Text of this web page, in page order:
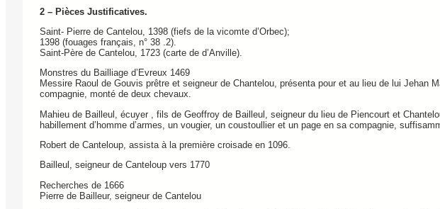
2 – Pièces Justificatives.
Saint- Pierre de Cantelou, 1398 (fiefs de la vicomte d’Orbec);
1398 (fouages français, n° 38 .2).
Saint-Père de Cantelou, 1723 (carte de d’Anville).
Monstres du Bailliage d’Evreux 1469
Messire Raoul de Gouvis prêtre et seigneur de Chantelou, présenta pour et au lieu de lui Jehan
compagnie, monté de deux chevaux.
Mahieu de Bailleul, écuyer , fils de Geoffroy de Bailleul, seigneur du lieu de Piencourt et
habillement d’homme d’armes, un vougier, un coustoullier et un page en sa compagnie,
Robert de Canteloup, assista à la première croisade en 1096.
Bailleul, seigneur de Canteloup vers 1770
Recherches de 1666
Pierre de Bailleur, seigneur de Cantelou